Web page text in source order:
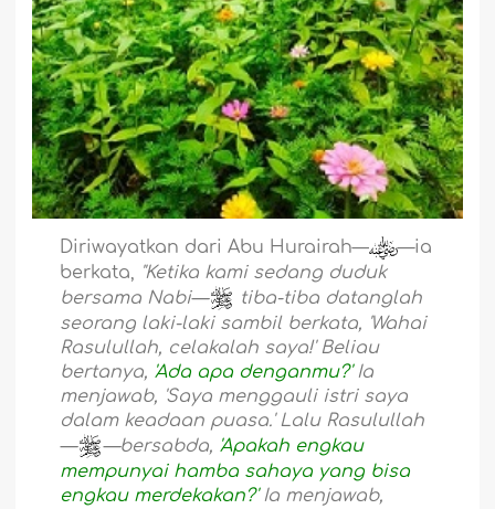
Diriwayatkan dari Abu Hurairah—
—ia
berkata, "Ketika kami sedang duduk
bersama Nabi—
tiba-tiba datanglah
seorang laki-laki sambil berkata, 'Wahai
Rasulullah, celakalah saya!' Beliau
bertanya, 'Ada apa denganmu?'Ia
menjawab, 'Saya menggauli istri saya
dalam keadaan puasa.' Lalu Rasulullah
—
—bersabda, 'Apakah engkau
mempunyai hamba sahaya yang bisa
engkau merdekakan?'Ia menjawab,